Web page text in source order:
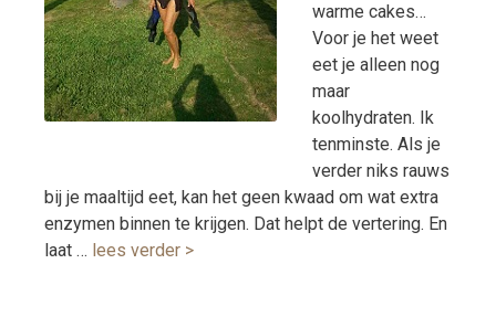
warme cakes…
Voor je het weet
eet je alleen nog
maar
koolhydraten. Ik
tenminste. Als je
verder niks rauws
bij je maaltijd eet, kan het geen kwaad om wat extra
enzymen binnen te krijgen. Dat helpt de vertering. En
laat … lees verder >